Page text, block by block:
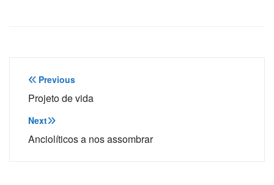
Navegação
de
Post
Previous
Projeto de vida
Next
Anciolíticos a nos assombrar